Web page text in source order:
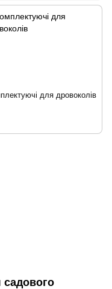
садового
для дровоколів